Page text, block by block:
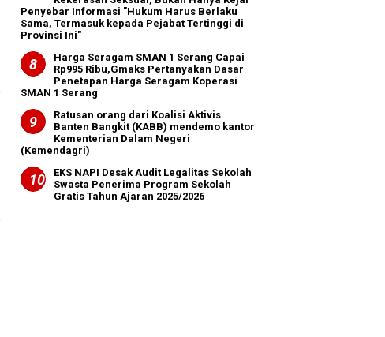
Penyebar Informasi "Hukum Harus Berlaku
Sama, Termasuk kepada Pejabat Tertinggi di
Provinsi Ini"
Harga Seragam SMAN 1 Serang Capai
Rp995 Ribu,Gmaks Pertanyakan Dasar
Penetapan Harga Seragam Koperasi
SMAN 1 Serang
Ratusan orang dari Koalisi Aktivis
Banten Bangkit (KABB) mendemo kantor
Kementerian Dalam Negeri
(Kemendagri)
EKS NAPI Desak Audit Legalitas Sekolah
Swasta Penerima Program Sekolah
Gratis Tahun Ajaran 2025/2026